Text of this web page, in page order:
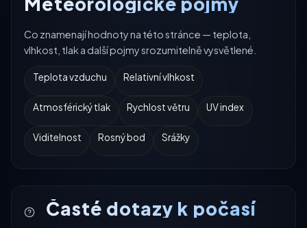
Co znamenají hodnoty na této stránce — teplota,
vlhkost, tlak a další pojmy srozumitelně vysvětlené.
Teplota vzduchu Relativní vlhkost
Atmosférický tlak Rychlost větru UV index
Viditelnost Rosný bod Srážky
Časté dotazy k počasí